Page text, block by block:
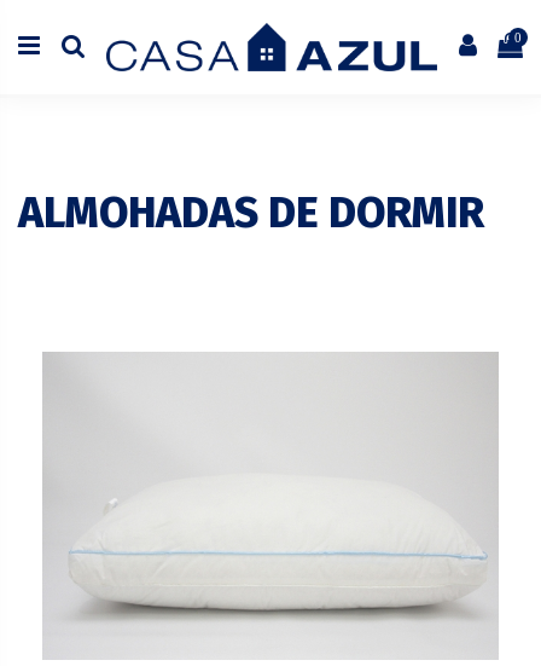
0
ALMOHADAS DE DORMIR